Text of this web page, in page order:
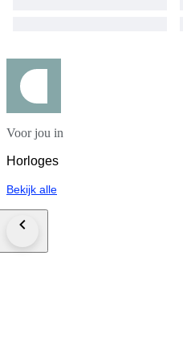
Voor jou in
Horloges
Bekijk alle